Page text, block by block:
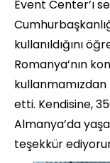
Event Center’ı
kullanıldığını
Romanya’nın
etti. Kendisine,
Almanya’da
teşekkür